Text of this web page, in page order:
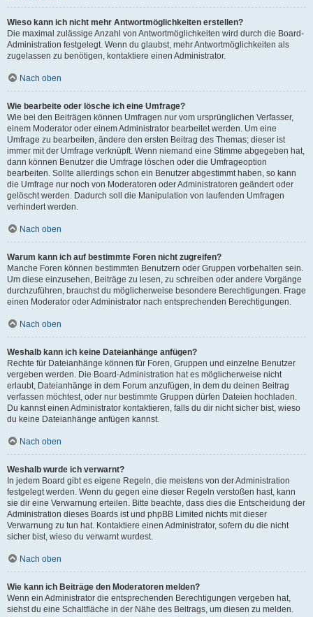
Wieso kann ich nicht mehr Antwortmöglichkeiten erstellen?
Die maximal zulässige Anzahl von Antwortmöglichkeiten wird durch die Board-
Administration festgelegt. Wenn du glaubst, mehr Antwortmöglichkeiten als
zugelassen zu benötigen, kontaktiere einen Administrator.
Nach oben
Wie bearbeite oder lösche ich eine Umfrage?
Wie bei den Beiträgen können Umfragen nur vom ursprünglichen Verfasser,
einem Moderator oder einem Administrator bearbeitet werden. Um eine
Umfrage zu bearbeiten, ändere den ersten Beitrag des Themas; dieser ist
immer mit der Umfrage verknüpft. Wenn niemand eine Stimme abgegeben hat,
dann können Benutzer die Umfrage löschen oder die Umfrageoption
bearbeiten. Sollte allerdings schon ein Benutzer abgestimmt haben, so kann
die Umfrage nur noch von Moderatoren oder Administratoren geändert oder
gelöscht werden. Dadurch soll die Manipulation von laufenden Umfragen
verhindert werden.
Nach oben
Warum kann ich auf bestimmte Foren nicht zugreifen?
Manche Foren können bestimmten Benutzern oder Gruppen vorbehalten sein.
Um diese einzusehen, Beiträge zu lesen, zu schreiben oder andere Vorgänge
durchzuführen, brauchst du möglicherweise besondere Berechtigungen. Frage
einen Moderator oder Administrator nach entsprechenden Berechtigungen.
Nach oben
Weshalb kann ich keine Dateianhänge anfügen?
Rechte für Dateianhänge können für Foren, Gruppen und einzelne Benutzer
vergeben werden. Die Board-Administration hat es möglicherweise nicht
erlaubt, Dateianhänge in dem Forum anzufügen, in dem du deinen Beitrag
verfassen möchtest, oder nur bestimmte Gruppen dürfen Dateien hochladen.
Du kannst einen Administrator kontaktieren, falls du dir nicht sicher bist, wieso
du keine Dateianhänge anfügen kannst.
Nach oben
Weshalb wurde ich verwarnt?
In jedem Board gibt es eigene Regeln, die meistens von der Administration
festgelegt werden. Wenn du gegen eine dieser Regeln verstoßen hast, kann
sie dir eine Verwarnung erteilen. Bitte beachte, dass dies die Entscheidung der
Administration dieses Boards ist und phpBB Limited nichts mit dieser
Verwarnung zu tun hat. Kontaktiere einen Administrator, sofern du die nicht
sicher bist, wieso du verwarnt wurdest.
Nach oben
Wie kann ich Beiträge den Moderatoren melden?
Wenn ein Administrator die entsprechenden Berechtigungen vergeben hat,
siehst du eine Schaltfläche in der Nähe des Beitrags, um diesen zu melden.